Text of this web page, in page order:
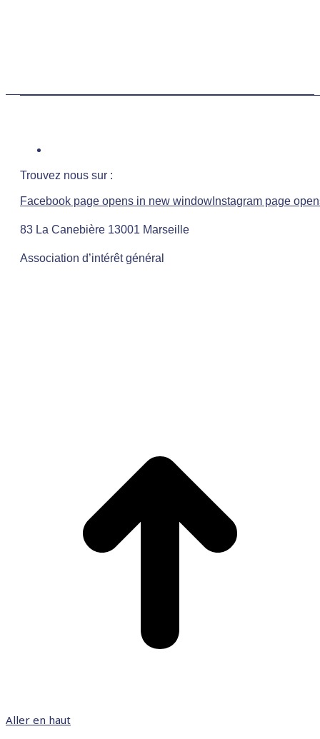
Trouvez nous sur :
Facebook page opens in new window Instagram page
83 La Canebière 13001 Marseille
Association d’intérêt général
Aller en haut